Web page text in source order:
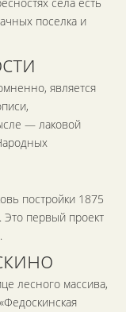
поселка и
является
— лаковой
постройки 1875
первый проект
лесного массива,